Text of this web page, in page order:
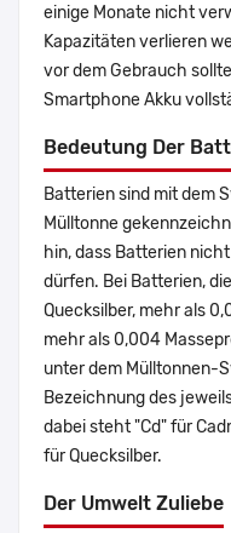
einige Monate nicht
Kapazitäten verlieren
vor dem Gebrauch
Smartphone Akku
Bedeutung Der
Batterien sind mit dem
Mülltonne
hin, dass Batterien
dürfen. Bei Batterien,
Quecksilber, mehr als
mehr als 0,004
unter dem Mülltonnen-
Bezeichnung des
dabei steht "Cd" für
für Quecksilber.
Der Umwelt Zuliebe